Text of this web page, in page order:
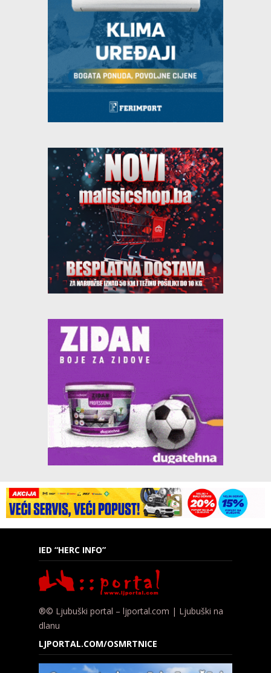
IED “HERC INFO”
®© Ljubuški portal – ljportal.com | Ljubuški na
dlanu
LJPORTAL.COM/OSMRTNICE